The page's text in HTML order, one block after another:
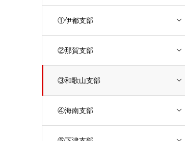
①伊都支部
②那賀支部
③和歌山支部
④海南支部